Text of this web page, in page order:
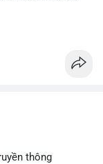
thông